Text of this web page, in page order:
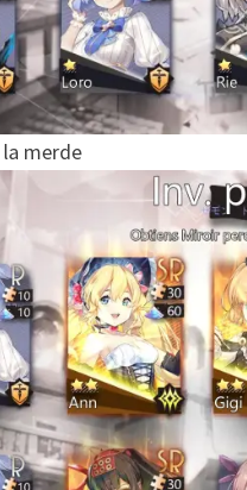
la merde